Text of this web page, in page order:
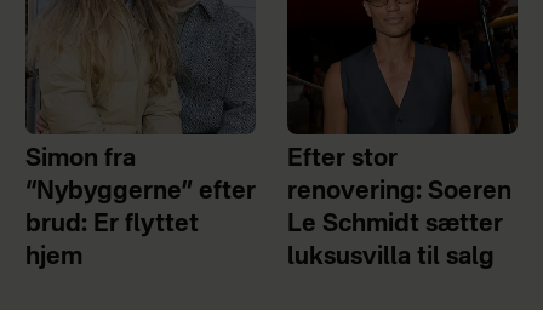
Simon fra
“Nybyggerne” efter
brud: Er flyttet
hjem
Efter stor
renovering: Soeren
Le Schmidt sætter
luksusvilla til salg